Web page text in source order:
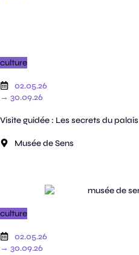
culture
02.05.26
→ 30.09.26
Visite guidée : Les secrets du palais
Musée de Sens
culture
02.05.26
→ 30.09.26